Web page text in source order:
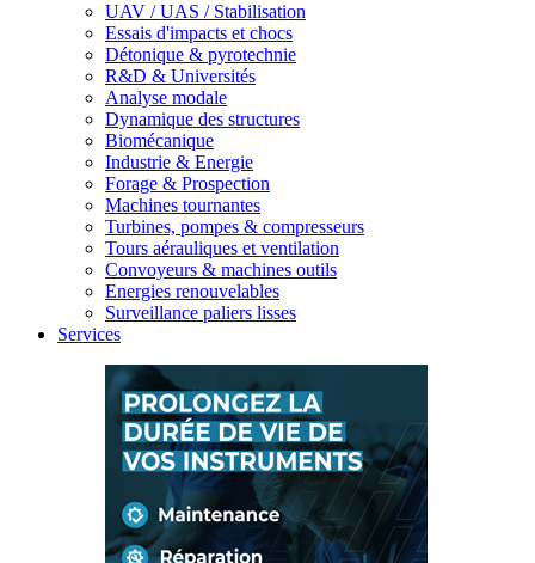
UAV / UAS / Stabilisation
Essais d'impacts et chocs
Détonique & pyrotechnie
R&D & Universités
Analyse modale
Dynamique des structures
Biomécanique
Industrie & Energie
Forage & Prospection
Machines tournantes
Turbines, pompes & compresseurs
Tours aérauliques et ventilation
Convoyeurs & machines outils
Energies renouvelables
Surveillance paliers lisses
Services